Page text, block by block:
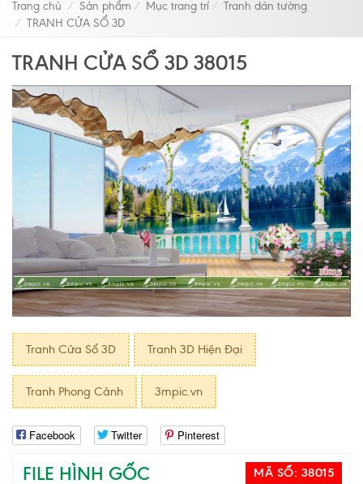
Trang chủ Sản phẩm Mục trang trí
Tranh dán tường
TRANH CỬA SỔ 3D
TRANH CỬA SỔ 3D 38015
Tranh Cửa Sổ 3D Tranh 3D Hiện Đại
Tranh Phong Cảnh 3mpic.vn
Facebook Twitter Pinterest
FILE HÌNH GỐC MÃ SỐ: 38015